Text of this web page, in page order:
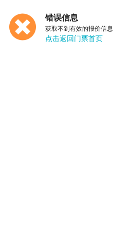
错误信息
获取不到有效的报价信息
点击返回门票首页